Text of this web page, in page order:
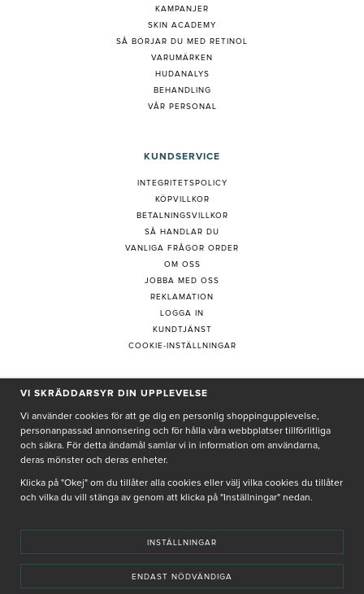
KAMPANJER
SKIN ACADEMY
SÅ BÖRJAR DU MED RETINOL
VARUMÄRKEN
HUDANALYS
BEHANDLING
VÅR PERSONAL
KUNDSERVICE
INTEGRITETSPOLICY
KÖPVILLKOR
BETALNINGSVILLKOR
SÅ HANDLAR DU
VANLIGA FRÅGOR ORDER
OM OSS
JOBBA MED OSS
REKLAMATION
LOGGA IN
KUNDTJÄNST
COOKIE-INSTÄLLNINGAR
PRENUMERERA PÅ NYHETSBREV
Genom att ge min e-post, accepterar jag Seth och Sallyintegritetspolicy
De uppgifter du matar in kommer endast användas till våra nyhetsbrev.
VI SKRÄDDARSYR DIN UPPLEVELSE
Vi använder cookies för att ge dig en personlig shoppingupplevelse,
personanpassad annonsering och för hålla våra webbplatser tillförlitliga
och säkra. För detta ändamål samlar vi in information om användarna,
deras mönster och deras enheter.
Klicka på "Okej" om du tillåter alla cookies eller välj vilka cookies du tillåter
och vilka du vill stänga av genom att klicka på "Inställningar" nedan.
INSTÄLLNINGAR
ENDAST NÖDVÄNDIGA